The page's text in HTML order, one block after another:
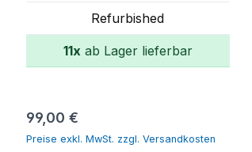
Refurbished
11x ab Lager lieferbar
Regulärer Preis:
99,00 €
Preise exkl. MwSt. zzgl. Versandkosten